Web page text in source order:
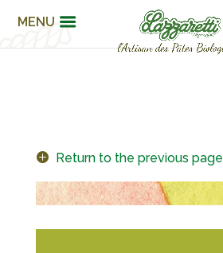
MENU
Return to the previous page